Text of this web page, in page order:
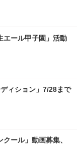
エール甲子園」活動
ィション」7/28まで
ール」動画募集、